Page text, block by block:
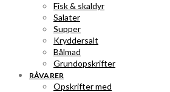
Fisk & skaldyr
Salater
Supper
Kryddersalt
Bålmad
Grundopskrifter
RÅVARER
Opskrifter med